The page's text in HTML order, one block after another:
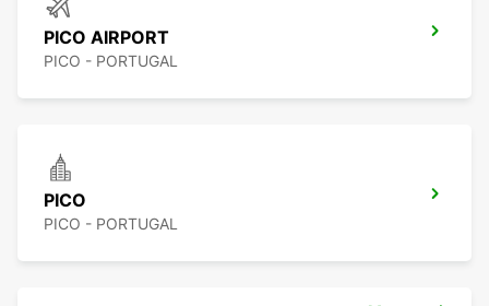
PICO AIRPORT
PICO - PORTUGAL
PICO
PICO - PORTUGAL